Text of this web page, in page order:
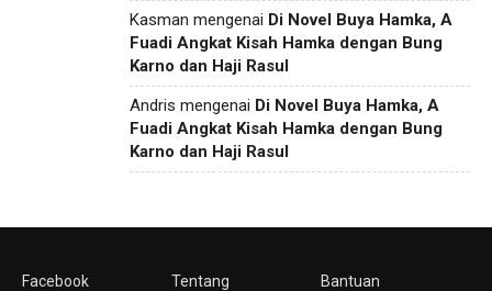
Kasman mengenai Di Novel Buya Hamka, A
Fuadi Angkat Kisah Hamka dengan Bung
Karno dan Haji Rasul
Andris mengenai Di Novel Buya Hamka, A
Fuadi Angkat Kisah Hamka dengan Bung
Karno dan Haji Rasul
Facebook
Tentang
Bantuan